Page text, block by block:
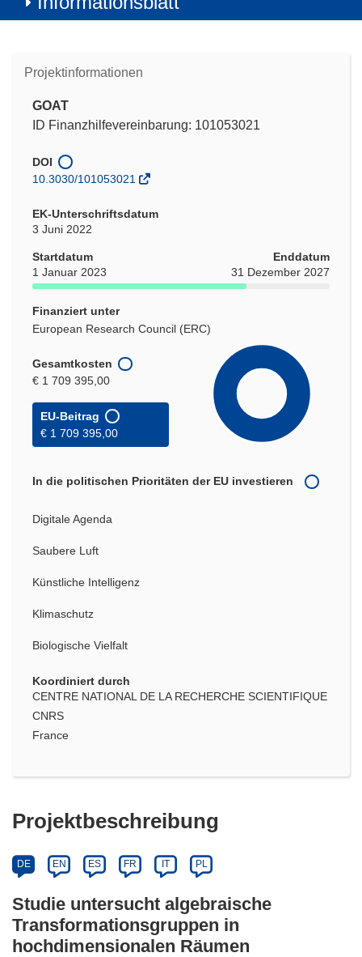
Projektinformationen
GOAT
ID Finanzhilfevereinbarung: 101053021
DOI
10.3030/101053021
EK-Unterschriftsdatum
3 Juni 2022
Startdatum
1 Januar 2023
Enddatum
31 Dezember 2027
Finanziert unter
European Research Council (ERC)
Gesamtkosten
€ 1 709 395,00
EU-Beitrag
€ 1 709 395,00
In die politischen Prioritäten der EU investieren
Digitale Agenda
Saubere Luft
Künstliche Intelligenz
Klimaschutz
Biologische Vielfalt
Koordiniert durch
CENTRE NATIONAL DE LA RECHERCHE SCIENTIFIQUE
CNRS
France
Projektbeschreibung
DE EN ES FR IT PL
Studie untersucht algebraische
Transformationsgruppen in
hochdimensionalen Räumen